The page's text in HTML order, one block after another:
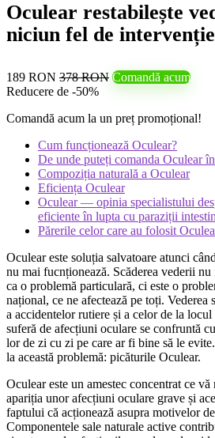
Oculear restabilește
niciun fel de
189 RON 378 RON Comandă acum
Reducere de -50%
Comandă acum la un preț promoțional!
Cum funcționează Oculear?
De unde puteți comanda Oculear
Compoziția naturală a Oculear
Eficiența Oculear
Oculear — opinia specialistului
eficiente în lupta cu paraziții
Părerile celor care au folosit
Oculear este soluția salvatoare atunci
nu mai fucnționează. Scăderea vederii
ca o problemă particulară, ci este o
național, ce ne afectează pe toți. Vederea
a accidentelor rutiere și a celor de la
suferă de afecțiuni oculare se confruntă
lor de zi cu zi pe care ar fi bine să le
la această problemă: picăturile Oculear.
Oculear este un amestec concentrat ce
apariția unor afecțiuni oculare grave și
faptului că acționează asupra motivelor
Componentele sale naturale active